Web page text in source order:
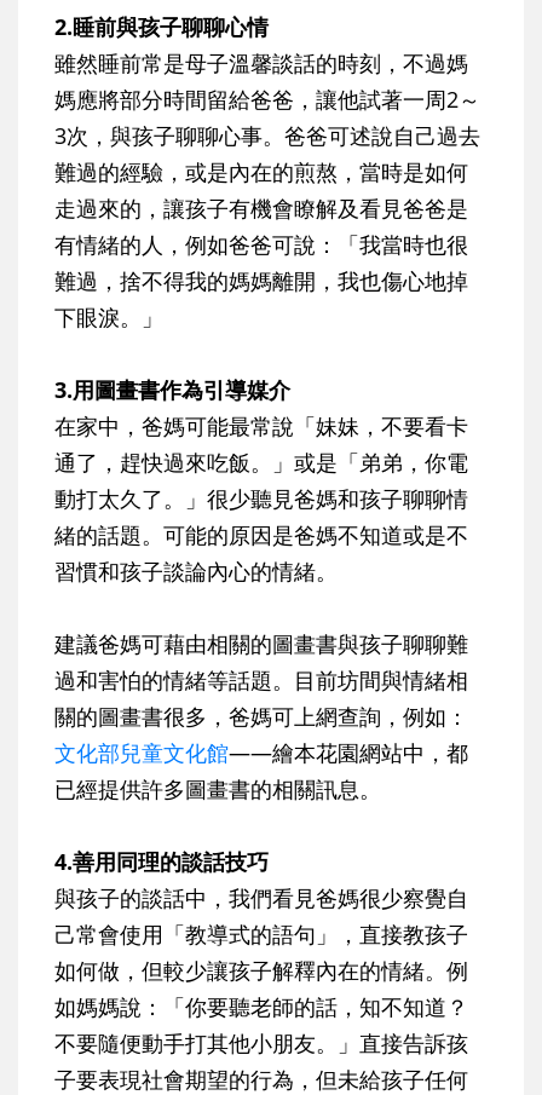
2.睡前與孩子聊聊心情
雖然睡前常是母子溫馨談話的時刻，不過媽
媽應將部分時間留給爸爸，讓他試著一周2～
3次，與孩子聊聊心事。爸爸可述說自己過去
難過的經驗，或是內在的煎熬，當時是如何
走過來的，讓孩子有機會瞭解及看見爸爸是
有情緒的人，例如爸爸可說：「我當時也很
難過，捨不得我的媽媽離開，我也傷心地掉
下眼淚。」
3.用圖畫書作為引導媒介
在家中，爸媽可能最常說「妹妹，不要看卡
通了，趕快過來吃飯。」或是「弟弟，你電
動打太久了。」很少聽見爸媽和孩子聊聊情
緒的話題。可能的原因是爸媽不知道或是不
習慣和孩子談論內心的情緒。
建議爸媽可藉由相關的圖畫書與孩子聊聊難
過和害怕的情緒等話題。目前坊間與情緒相
關的圖畫書很多，爸媽可上網查詢，例如：
文化部兒童文化館——繪本花園網站中，都
已經提供許多圖畫書的相關訊息。
4.善用同理的談話技巧
與孩子的談話中，我們看見爸媽很少察覺自
己常會使用「教導式的語句」，直接教孩子
如何做，但較少讓孩子解釋內在的情緒。例
如媽媽說：「你要聽老師的話，知不知道？
不要隨便動手打其他小朋友。」直接告訴孩
子要表現社會期望的行為，但未給孩子任何